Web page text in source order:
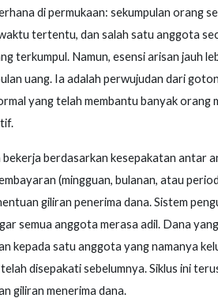
di permukaan: sekumpulan orang
tertentu, dan salah satu anggota
terkumpul. Namun, esensi arisan jauh
uang. Ia adalah perwujudan dari
yang telah membantu banyak orang
bekerja berdasarkan kesepakatan antar
(mingguan, bulanan, atau
giliran penerima dana. Sistem
semua anggota merasa adil. Dana
kepada satu anggota yang namanya
disepakati sebelumnya. Siklus ini
giliran menerima dana.